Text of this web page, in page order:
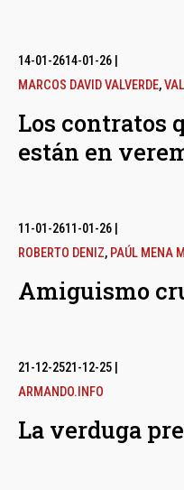
14-01-2614-01-26
MARCOS DAVID VALVERDE,
Los contratos
están en
11-01-2611-01-26
ROBERTO DENIZ, PAÚL MENA
Amiguismo
21-12-2521-12-25
ARMANDO.INFO
La verduga